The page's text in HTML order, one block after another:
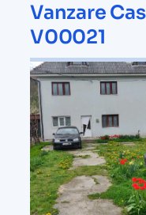
Vanzare
V00021